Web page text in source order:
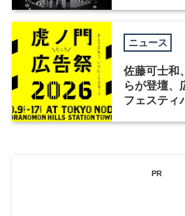
ニュース
佐藤可士和
らが登壇、
フェスティ
PR